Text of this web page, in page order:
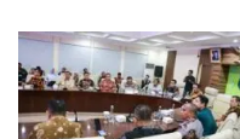
Perusahaan